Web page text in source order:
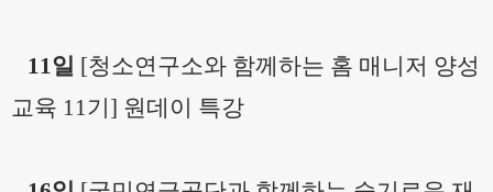
11일 [청소연구소와 함께하는 홈 매니저 양성
교육 11기] 원데이 특강